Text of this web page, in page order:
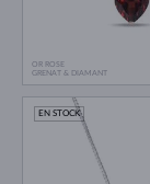
OR ROSE
GRENAT & DIAMANT
EN STOCK